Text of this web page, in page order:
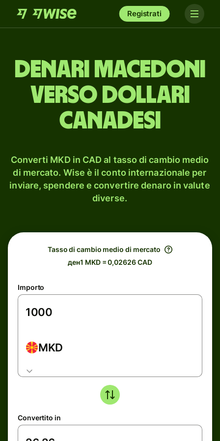
Registrati
denari macedoni
verso dollari
canadesi
Converti MKD in CAD al tasso di cambio medio
di mercato. Wise è il conto internazionale per
inviare, spendere e convertire denaro in valute
diverse.
Tasso di cambio medio di mercato
ден1 MKD = 0,02626 CAD
Importo
MKD
Convertito in